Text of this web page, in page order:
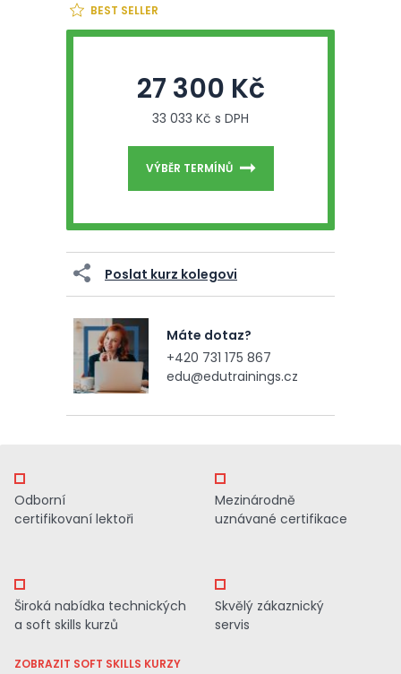
BEST SELLER
27 300 Kč
33 033 Kč s DPH
VÝBĚR TERMÍNŮ
Poslat kurz kolegovi
Máte dotaz?
+420 731 175 867
edu@edutrainings.cz
Odborní
certifikovaní lektoři
Mezinárodně
uznávané certifikace
Široká nabídka technických
a soft skills kurzů
ZOBRAZIT SOFT SKILLS KURZY
Skvělý zákaznický
servis